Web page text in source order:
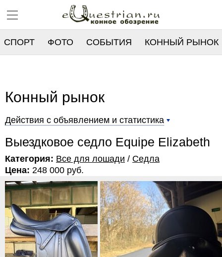
СПОРТ ФОТО СОБЫТИЯ КОННЫЙ РЫНОК
Конный рынок
Действия с объявлением и статистика
Выездковое седло Equipe Elizabeth
Категория: Все для лошади / Седла
Цена: 248 000 руб.